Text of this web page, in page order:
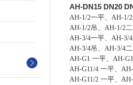
AH-DN15 DN20
AH-1/2一平、AH-1/
AH-1/2吊、AH-1/2
AH-3/4一平、AH-3/
AH-3/4吊、AH-3/4
AH-G1 一平、AH-
AH-G11/4 一平、
AH-G11/2 一平、